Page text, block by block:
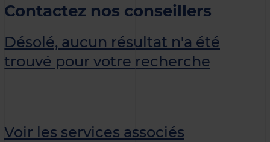
Contactez nos conseillers
Désolé, aucun résultat n'a été
trouvé pour votre recherche
Voir les services associés